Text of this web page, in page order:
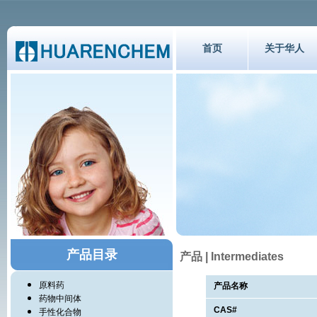
首页 关于华人
产品目录
原料药
药物中间体
手性化合物
产品 | Intermediates
产品名称
CAS#